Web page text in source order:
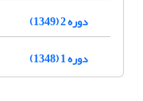
دوره 2 (1349)
دوره 1 (1348)